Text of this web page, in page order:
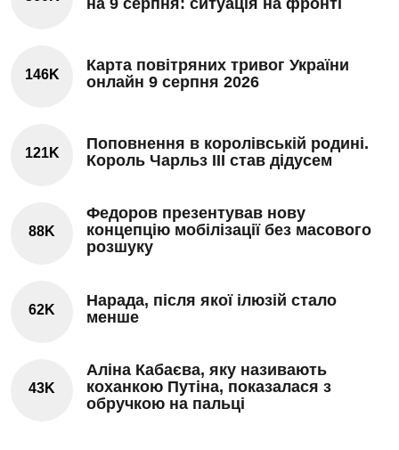
146K
Карта повітряних тривог України
онлайн 9 серпня 2026
121K
Поповнення в королівській родині.
Король Чарльз III став дідусем
88K
Федоров презентував нову
концепцію мобілізації без масового
розшуку
62K
Нарада, після якої ілюзій стало
менше
43K
Аліна Кабаєва, яку називають
коханкою Путіна, показалася з
обручкою на пальці